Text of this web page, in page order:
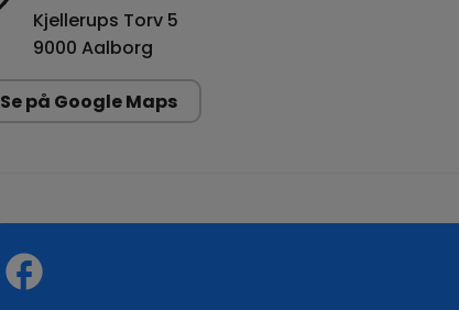
Kjellerups Torv 5
9000 Aalborg
Se på Google Maps